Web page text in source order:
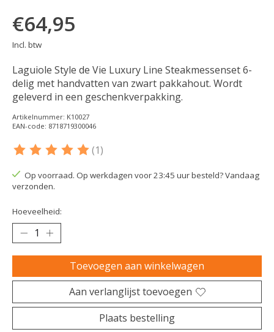
€64,95
Incl. btw
Laguiole Style de Vie Luxury Line Steakmessenset 6-
delig met handvatten van zwart pakkahout. Wordt
geleverd in een geschenkverpakking.
Artikelnummer: K10027
EAN-code: 8718719300046
De beoordeling van dit product is
(1)
Op voorraad. Op werkdagen voor 23:45 uur besteld? Vandaag
verzonden.
Hoeveelheid:
Toevoegen aan winkelwagen
Aan verlanglijst toevoegen
Plaats bestelling